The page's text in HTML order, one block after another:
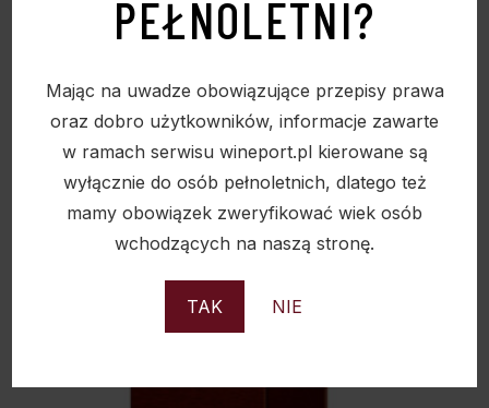
PEŁNOLETNI?
Mając na uwadze obowiązujące przepisy prawa
oraz dobro użytkowników, informacje zawarte
w ramach serwisu wineport.pl kierowane są
wyłącznie do osób pełnoletnich, dlatego też
mamy obowiązek zweryfikować wiek osób
wchodzących na naszą stronę.
TAK NIE